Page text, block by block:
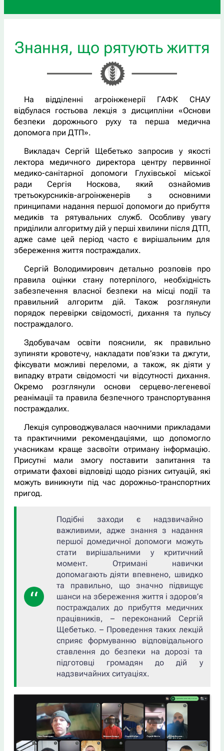
Знання, що рятують життя
На відділенні агроінженерії ГАФК СНАУ
відбулася гостьова лекція з дисципліни «Основи
безпеки дорожнього руху та перша медична
допомога при ДТП».
Викладач Сергій Щебетько запросив у якості
лектора медичного директора центру первинної
медико-санітарної допомоги Глухівської міської
ради Сергія Носкова, який ознайомив
третьокурсників-агроінженерів з основними
принципами надання першої допомоги до прибуття
медиків та рятувальних служб. Особливу увагу
приділили алгоритму дій у перші хвилини після ДТП,
адже саме цей період часто є вирішальним для
збереження життя постраждалих.
Сергій Володимирович детально розповів про
правила оцінки стану потерпілого, необхідність
забезпечення власної безпеки на місці події та
правильний алгоритм дій. Також розглянули
порядок перевірки свідомості, дихання та пульсу
постраждалого.
Здобувачам освіти пояснили, як правильно
зупиняти кровотечу, накладати пов’язки та джгути,
фіксувати можливі переломи, а також, як діяти у
випадку втрати свідомості чи відсутності дихання.
Окремо розглянули основи серцево-легеневої
реанімації та правила безпечного транспортування
постраждалих.
Лекція супроводжувалася наочними прикладами
та практичними рекомендаціями, що допомогло
учасникам краще засвоїти отриману інформацію.
Присутні мали змогу поставити запитання та
отримати фахові відповіді щодо різних ситуацій, які
можуть виникнути під час дорожньо-транспортних
пригод.
Подібні заходи є надзвичайно
важливими, адже знання з надання
першої домедичної допомоги можуть
стати вирішальними у критичний
момент. Отримані навички
допомагають діяти впевнено, швидко
та правильно, що значно підвищує
шанси на збереження життя і здоров’я
постраждалих до прибуття медичних
працівників, – переконаний Сергій
Щебетько. – Проведення таких лекцій
сприяє формуванню відповідального
ставлення до безпеки на дорозі та
підготовці громадян до дій у
надзвичайних ситуаціях.